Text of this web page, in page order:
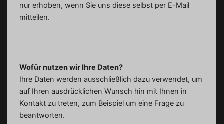
nur erhoben, wenn Sie uns diese selbst per E-Mail
mitteilen.
Wofür nutzen wir Ihre Daten?
Ihre Daten werden ausschließlich dazu verwendet, um
auf Ihren ausdrücklichen Wunsch hin mit Ihnen in
Kontakt zu treten, zum Beispiel um eine Frage zu
beantworten.